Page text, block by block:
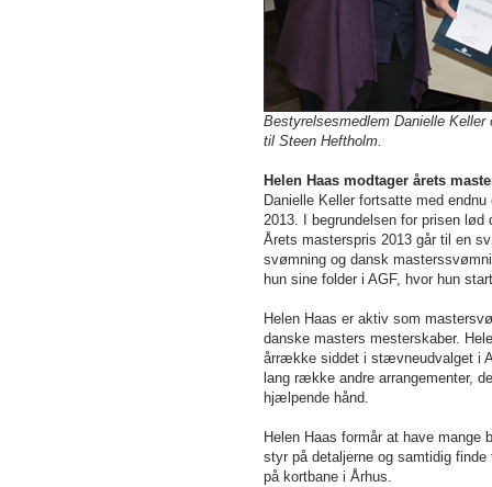
Bestyrelsesmedlem Danielle
til Steen Heftholm.
Helen Haas modtager årets
Danielle Keller fortsatte med
2013. I begrundelsen for prisen lød
Årets masterspris 2013 går til en
svømning og dansk
hun sine folder i AGF, hvor hun
Helen Haas er aktiv som
danske masters mesterskaber.
årrække siddet i stævneudvalget i
lang række andre arrangementer,
hjælpende hånd.
Helen Haas formår at have mange
styr på detaljerne og samtidig
på kortbane i Århus.